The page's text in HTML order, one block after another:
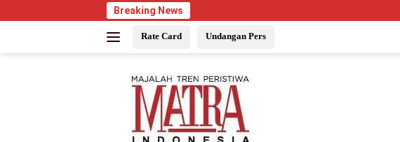
ke
Breaking News
Rate Card Undangan Pers